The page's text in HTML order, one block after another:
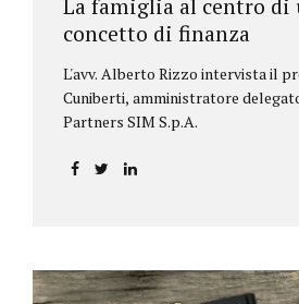
La famiglia al centro di
concetto di finanza
L'avv. Alberto Rizzo intervista il
Cuniberti, amministratore
Partners SIM S.p.A.